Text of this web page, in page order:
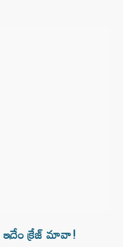
ఇదేం క్రేజ్ మావా!